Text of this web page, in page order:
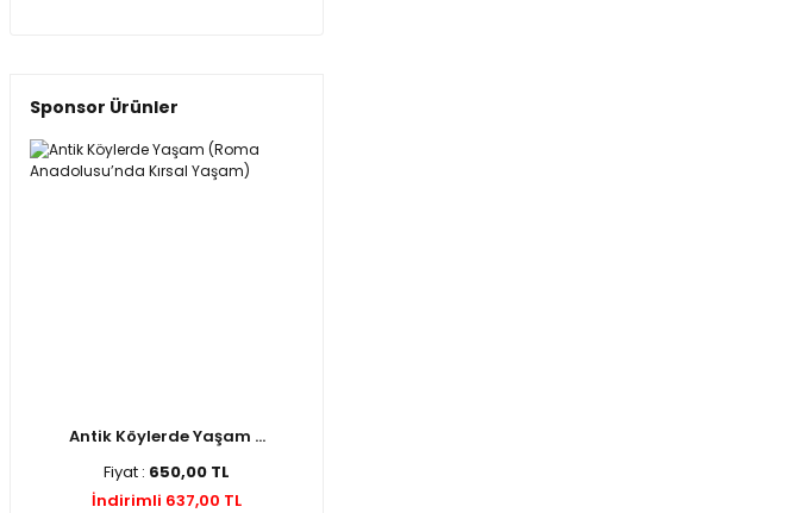
Sponsor Ürünler
Antik Köylerde Yaşam ...
Fiyat : 650,00 TL
İndirimli 637,00 TL